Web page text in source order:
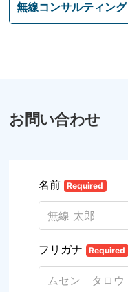
無線コンサルティング
お問い合わせ